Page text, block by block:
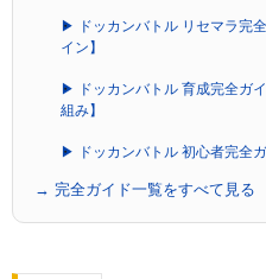
▶ ドッカンバトル リセマラ完
イン】
▶ ドッカンバトル 育成完全ガ
組み】
▶ ドッカンバトル 初心者完全
→ 完全ガイド一覧をすべて見る